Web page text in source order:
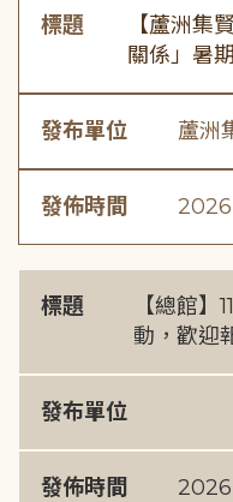
標題
【蘆洲集
關係」暑
發布單位 蘆洲
發佈時間
標題
【總館
動，歡迎
發布單位
發佈時間